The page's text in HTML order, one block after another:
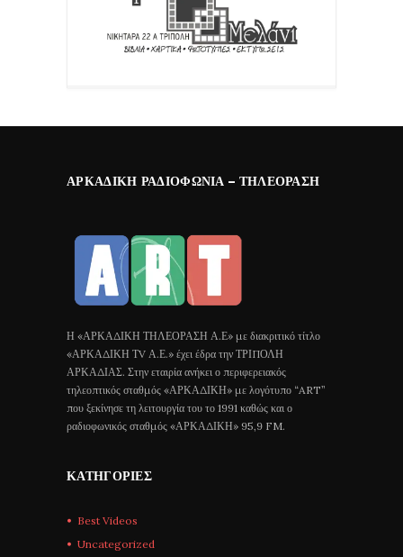
ΑΡΚΑΔΙΚΉ ΡΑΔΙΟΦΩΝΊΑ – ΤΗΛΕΌΡΑΣΗ
Η «ΑΡΚΑΔΙΚΗ ΤΗΛΕΟΡΑΣΗ Α.Ε» με διακριτικό τίτλο
«ΑΡΚΑΔΙΚΗ ΤV Α.Ε.» έχει έδρα την ΤΡΙΠΟΛΗ
ΑΡΚΑΔΙΑΣ. Στην εταιρία ανήκει ο περιφερειακός
τηλεοπτικός σταθμός «ΑΡΚΑΔΙΚΗ» με λογότυπο “ART”
που ξεκίνησε τη λειτουργία του το 1991 καθώς και ο
ραδιοφωνικός σταθμός «ΑΡΚΑΔΙΚΗ» 95,9 FM.
ΚΑΤΗΓΟΡΊΕΣ
Best Videos
Uncategorized